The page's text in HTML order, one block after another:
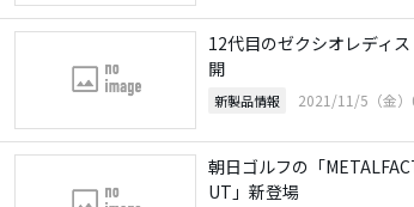
12代目のゼクシオレディ
開
新製品情報 2021/11/5（金）
朝日ゴルフの「
UT」新登場